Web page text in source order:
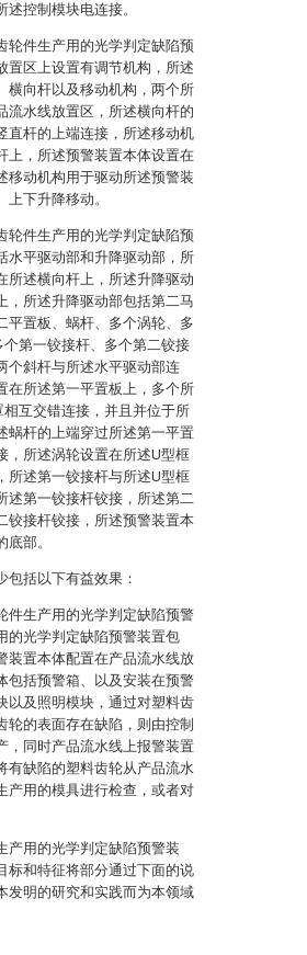
控制模块电连接。
轮件生产用的光学判定缺陷预
置区上设置有调节机构，所述
横向杆以及移动机构，两个所
流水线放置区，所述横向杆的
直杆的上端连接，所述移动机
上，所述预警装置本体设置在
移动机构用于驱动所述预警装
下升降移动。
轮件生产用的光学判定缺陷预
水平驱动部和升降驱动部，所
所述横向杆上，所述升降驱动
，所述升降驱动部包括第二马
平置板、蜗杆、多个涡轮、多
第一铰接杆、多个第二铰接
个斜杆与所述水平驱动部连
在所述第一平置板上，多个所
互交错连接，并且并位于所
蜗杆的上端穿过所述第一平置
，所述涡轮设置在所述U型框
所述第一铰接杆与所述U型框
述第一铰接杆铰接，所述第二
铰接杆铰接，所述预警装置本
部。
包括以下有益效果：
件生产用的光学判定缺陷预警
的光学判定缺陷预警装置包
装置本体配置在产品流水线放
包括预警箱、以及安装在预警
以及照明模块，通过对塑料齿
轮的表面存在缺陷，则由控制
，同时产品流水线上报警装置
有缺陷的塑料齿轮从产品流水
产用的模具进行检查，或者对
产用的光学判定缺陷预警装
标和特征将部分通过下面的说
发明的研究和实践而为本领域